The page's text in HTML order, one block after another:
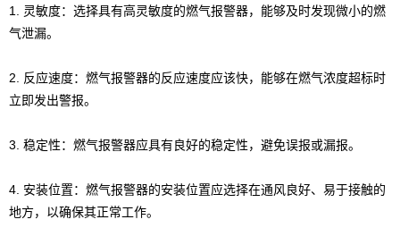
1. 灵敏度：选择具有高灵敏度的燃气报警器，能够及时发现微小的燃
气泄漏。
2. 反应速度：燃气报警器的反应速度应该快，能够在燃气浓度超标时
立即发出警报。
3. 稳定性：燃气报警器应具有良好的稳定性，避免误报或漏报。
4. 安装位置：燃气报警器的安装位置应选择在通风良好、易于接触的
地方，以确保其正常工作。